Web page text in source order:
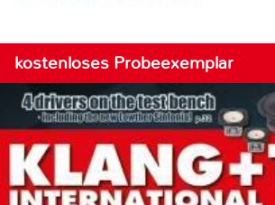
kostenloses Probeexemplar